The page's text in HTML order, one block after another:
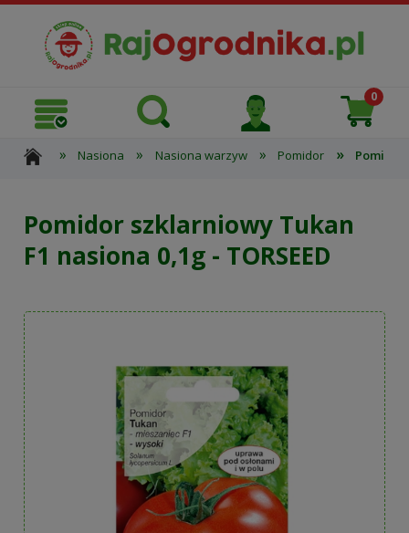
» Nasiona » Nasiona warzyw » Pomidor » Pomidor
Pomidor szklarniowy Tukan
F1 nasiona 0,1g - TORSEED